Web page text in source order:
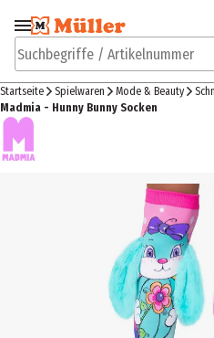
Zur Navigation
springen
Suchbegriffe / Artikelnummer
Startseite Spielwaren Mode & Beauty
Madmia - Hunny Bunny Socken